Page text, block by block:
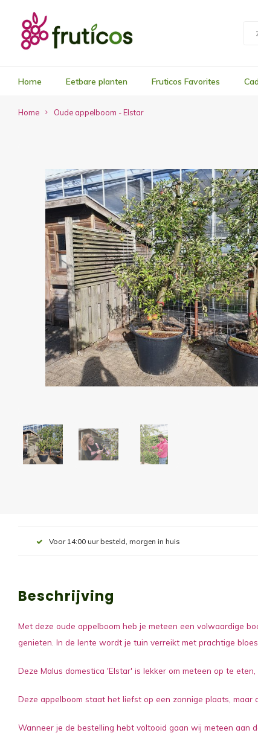
Home Eetbare planten Fruticos Favorites
Home Oude appelboom - Elstar
Voor 14:00 uur besteld, morgen in huis
Beschrijving
Met deze oude appelboom heb je meteen een volwaardige
genieten. In de lente wordt je tuin verreikt met prachtige
Deze Malus domestica 'Elstar' is lekker om meteen op te
Deze appelboom staat het liefst op een zonnige plaats,
Wanneer je de bestelling hebt voltooid gaan wij meteen aan